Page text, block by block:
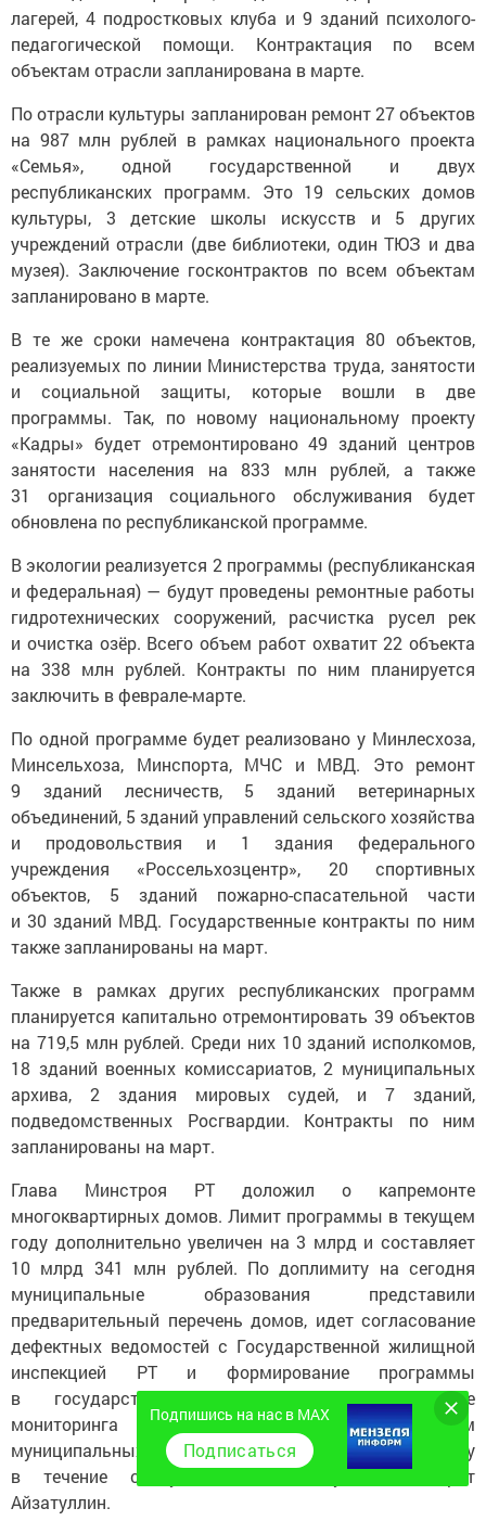
лагерей, 4 подростковых клуба и 9 зданий психолого-
педагогической помощи. Контрактация по всем
объектам отрасли запланирована в марте.
По отрасли культуры запланирован ремонт 27 объектов
на 987 млн рублей в рамках национального проекта
«Семья», одной государственной и двух
республиканских программ. Это 19 сельских домов
культуры, 3 детские школы искусств и 5 других
учреждений отрасли (две библиотеки, один ТЮЗ и два
музея). Заключение госконтрактов по всем объектам
запланировано в марте.
В те же сроки намечена контрактация 80 объектов,
реализуемых по линии Министерства труда, занятости
и социальной защиты, которые вошли в две
программы. Так, по новому национальному проекту
«Кадры» будет отремонтировано 49 зданий центров
занятости населения на 833 млн рублей, а также
31 организация социального обслуживания будет
обновлена по республиканской программе.
В экологии реализуется 2 программы (республиканская
и федеральная) — будут проведены ремонтные работы
гидротехнических сооружений, расчистка русел рек
и очистка озёр. Всего объем работ охватит 22 объекта
на 338 млн рублей. Контракты по ним планируется
заключить в феврале-марте.
По одной программе будет реализовано у Минлесхоза,
Минсельхоза, Минспорта, МЧС и МВД. Это ремонт
9 зданий лесничеств, 5 зданий ветеринарных
объединений, 5 зданий управлений сельского хозяйства
и продовольствия и 1 здания федерального
учреждения «Россельхозцентр», 20 спортивных
объектов, 5 зданий пожарно-спасательной части
и 30 зданий МВД. Государственные контракты по ним
также запланированы на март.
Также в рамках других республиканских программ
планируется капитально отремонтировать 39 объектов
на 719,5 млн рублей. Среди них 10 зданий исполкомов,
18 зданий военных комиссариатов, 2 муниципальных
архива, 2 здания мировых судей, и 7 зданий,
подведомственных Росгвардии. Контракты по ним
запланированы на март.
Глава Минстроя РТ доложил о капремонте
многоквартирных домов. Лимит программы в текущем
году дополнительно увеличен на 3 млрд и составляет
10 млрд 341 млн рублей. По доплимиту на сегодня
муниципальные образования представили
предварительный перечень домов, идет согласование
дефектных ведомостей с Государственной жилищной
инспекцией РТ и формирование программы
в государственной информационной системе
мониторинга жилищного фонда. Главам
муниципальных районов необходимо завершить работу
в течение следующей недели, уточнил Марат
Айзатуллин.
Подпишись на нас в MAX
Подписаться